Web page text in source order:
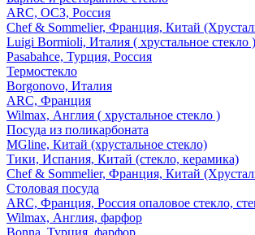
ARC, ОСЗ, Россия
Chef & Sommelier, Франция, Китай
Luigi Bormioli, Италия ( хрустальное стекло )
Pasabahce, Турция, Россия
Термостекло
Borgonovo, Италия
ARC, Франция
Wilmax, Англия ( хрустальное стекло )
Посуда из поликарбоната
MGline, Китай (хрустальное стекло)
Тики, Испания, Китай (стекло, керамика)
Chef & Sommelier, Франция, Китай
Столовая посуда
ARC, Франция, Россия опаловое стекло,
Wilmax, Англия, фарфор
Bonna, Турция, фарфор